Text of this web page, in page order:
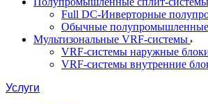
Full DC-Инверторные
Обычные полупромышленные
Мультизональные VRF-системы
VRF-системы наружные
VRF-системы внутренние
Услуги